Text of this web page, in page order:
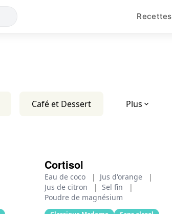
Recettes
Café et Dessert Plus
Cortisol
Eau de coco | Jus d'orange
|
Jus de citron
| Sel fin
|
Poudre de magnésium